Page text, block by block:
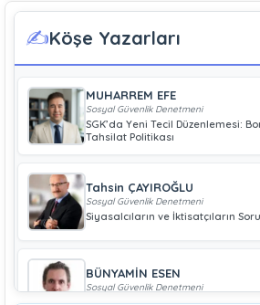
✍️Köşe Yazarları
MUHARREM EFE
Sosyal Güvenlik Denetmeni
SGK’da Yeni Tecil Düzenlemesi:
Tahsilat Politikası
Tahsin ÇAYIROĞLU
Sosyal Güvenlik Denetmeni
Siyasalcıların ve İktisatçıların
BÜNYAMİN ESEN
Sosyal Güvenlik Denetmeni
Geliri Düşük Olan Çiftçiye Bağ-Kur